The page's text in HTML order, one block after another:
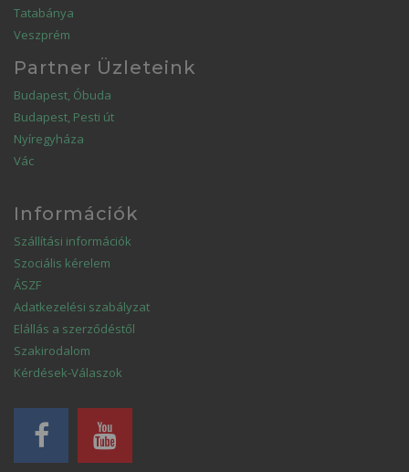
Tatabánya
Veszprém
Partner Üzleteink
Budapest, Óbuda
Budapest, Pesti út
Nyíregyháza
Vác
Információk
Szállítási információk
Szociális kérelem
ÁSZF
Adatkezelési szabályzat
Elállás a szerződéstől
Szakirodalom
Kérdések-Válaszok